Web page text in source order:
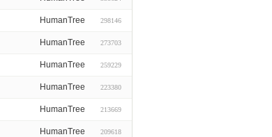
HumanTree 298146
HumanTree 273703
HumanTree 259229
HumanTree 223380
HumanTree 213669
HumanTree 209618